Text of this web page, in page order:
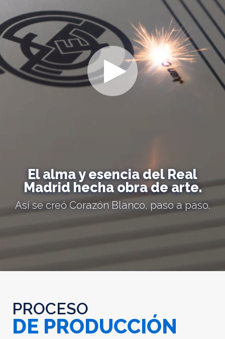
El alma y esencia del Real
Madrid hecha obra de arte.
Así se creó Corazón Blanco, paso a paso.
PROCESO
DE PRODUCCIÓN